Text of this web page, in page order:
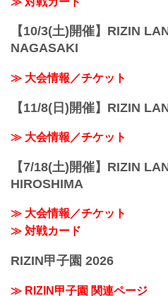
【10/3(土)開催】RIZIN
NAGASAKI
≫ 大会情報／チケット
【11/8(日)開催】RIZIN
≫ 大会情報／チケット
【7/18(土)開催】RIZIN
HIROSHIMA
≫ 大会情報／チケット
≫ 対戦カード
RIZIN甲子園 2026
≫ RIZIN甲子園 関連ページ